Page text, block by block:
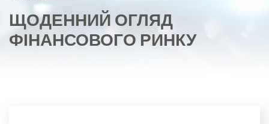
ЩОДЕННИЙ ОГЛЯД
ФІНАНСОВОГО РИНКУ